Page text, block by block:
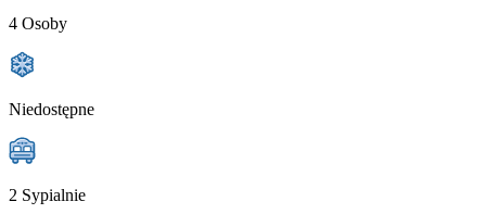
4 Osoby
Niedostępne
2 Sypialnie